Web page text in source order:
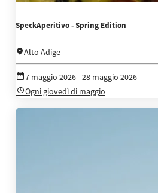
SpeckAperitivo - Spring Edition
Alto Adige
7 maggio 2026- 28 maggio 2026
Ogni giovedì di maggio